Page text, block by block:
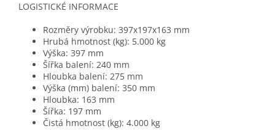
LOGISTICKÉ INFORMACE
Rozměry výrobku: 397x197x163 mm
Hrubá hmotnost (kg): 5.000 kg
Výška: 397 mm
Šířka balení: 240 mm
Hloubka balení: 275 mm
Výška (mm) balení: 350 mm
Hloubka: 163 mm
Šířka: 197 mm
Čistá hmotnost (kg): 4.000 kg